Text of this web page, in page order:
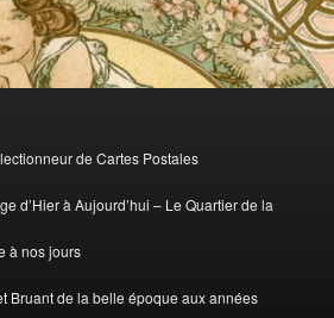
de Cartes Postales
d’Hier à Aujourd’hui – Le Quartier de la
à nos jours
Bruant de la belle époque aux années